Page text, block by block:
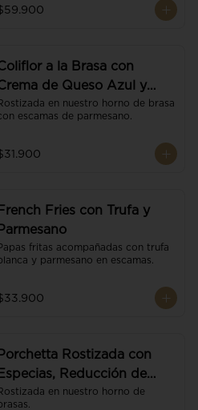
a la Brasa con
de Queso Azul y
en nuestro horno de brasa
escamas de parmesano.
French Fries con Trufa y
Parmesano
fritas acompañadas con trufa
y parmesano en escamas.
Porchetta Rostizada con
Especias, Reducción de
y Vino
en nuestro horno de